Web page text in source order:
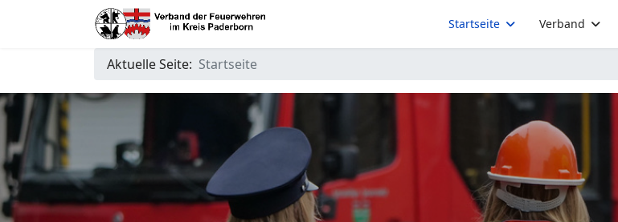
Startseite Verband
Aktuelle Seite: Startseite